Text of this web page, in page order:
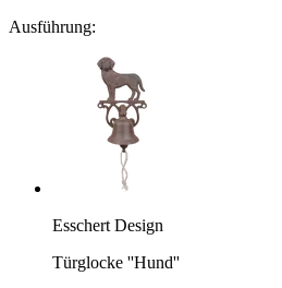
Ausführung:
Esschert Design
Türglocke ''Hund''